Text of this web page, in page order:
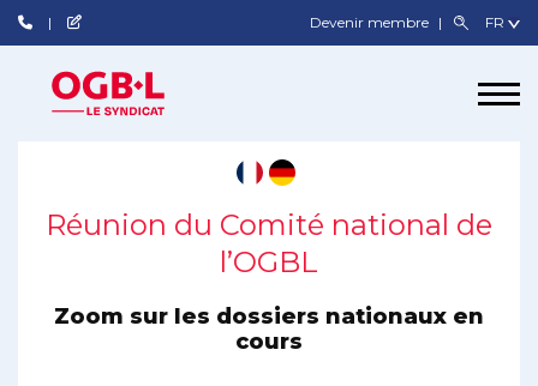
Devenir membre
Réunion du Comité national de
l’OGBL
Zoom sur les dossiers nationaux en
cours